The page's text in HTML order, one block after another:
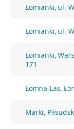
Łomianki, ul.
Łomianki, ul.
Łomianki,
171
Łomna-Las,
Marki,